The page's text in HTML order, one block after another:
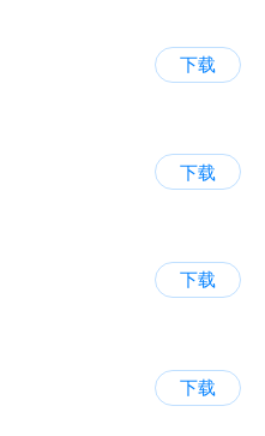
下载
下载
下载
下载